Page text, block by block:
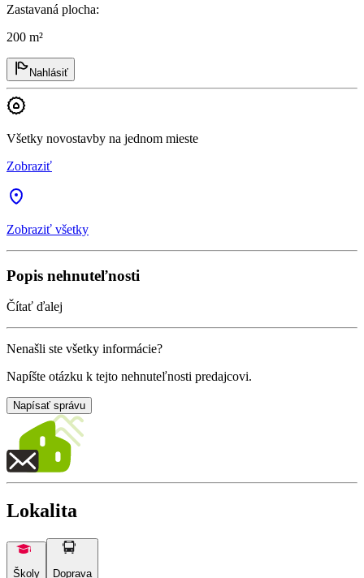
Zastavaná plocha:
200 m²
Nahlásiť
Všetky novostavby na jednom mieste
Zobraziť
Zobraziť všetky
Popis nehnuteľnosti
Čítať ďalej
Nenašli ste všetky informácie?
Napíšte otázku k tejto nehnuteľnosti predajcovi.
Napísať správu
Lokalita
Školy Doprava